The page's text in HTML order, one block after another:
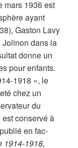
mars 1936 est
ayant
Gaston Lavy
Jolinon dans la
donne un
pour enfants.
1918 », le
chez un
du
est conservé à
en fac-
1914-1918,